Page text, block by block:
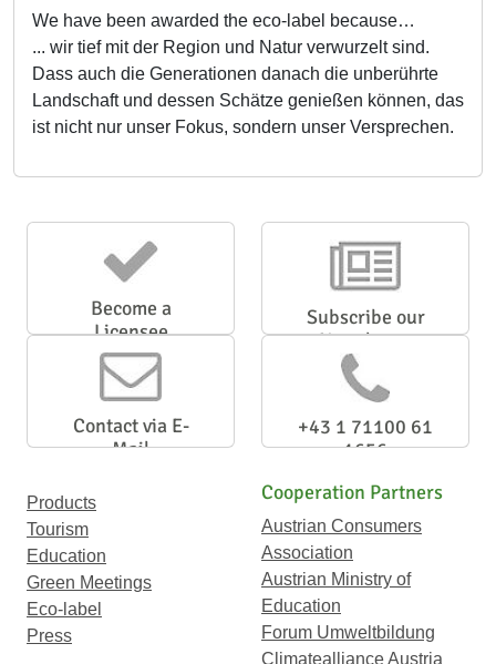
We have been awarded the eco-label because…
... wir tief mit der Region und Natur verwurzelt sind.
Dass auch die Generationen danach die unberührte
Landschaft und dessen Schätze genießen können, das
ist nicht nur unser Fokus, sondern unser Versprechen.
Become a
Licensee
Subscribe our
Newsletter
Contact via E-
Mail
+43 1 71100 61
1656
Products
Tourism
Education
Green Meetings
Eco-label
Press
Cooperation Partners
Austrian Consumers
Association
Austrian Ministry of
Education
Forum Umweltbildung
Climatealliance Austria